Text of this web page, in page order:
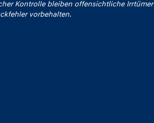
Kontrolle bleiben offensichtliche Irrtümer
vorbehalten.